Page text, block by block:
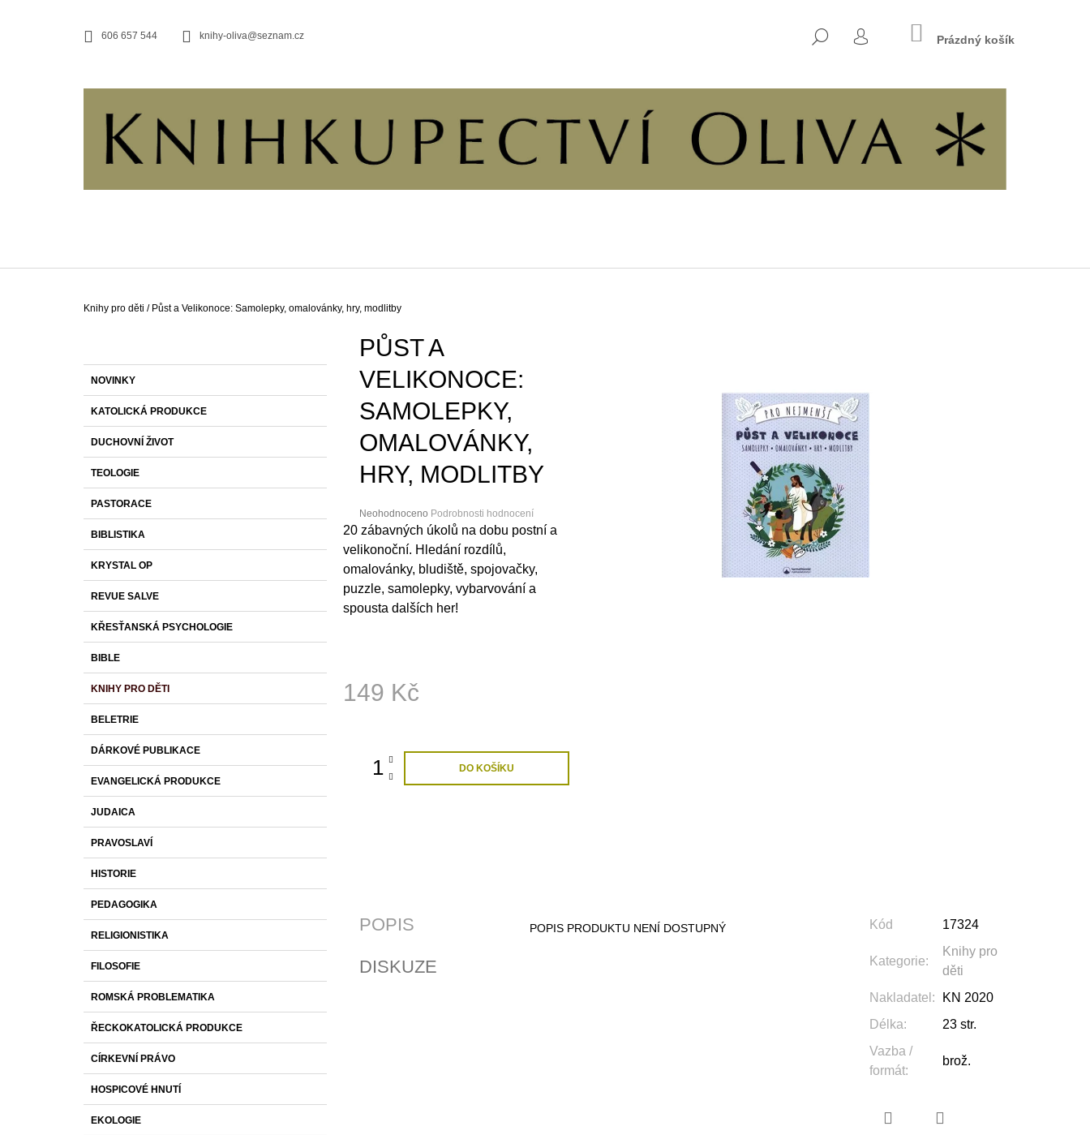
606 657 544 knihy-oliva@seznam.cz HLEDAT
PŘIHLÁŠENÍ
NÁKUPNÍ
KOŠÍK
Prázdný košík
Domů
Knihy pro děti / Půst a Velikonoce: Samolepky, omalovánky, hry, modlitby
kategorie
K
A
T
E
G
O
R
E
NOVINKY
KATOLICKÁ PRODUKCE
DUCHOVNÍ ŽIVOT
TEOLOGIE
PASTORACE
BIBLISTIKA
KRYSTAL OP
REVUE SALVE
KŘESŤANSKÁ PSYCHOLOGIE
BIBLE
KNIHY PRO DĚTI
BELETRIE
DÁRKOVÉ PUBLIKACE
EVANGELICKÁ PRODUKCE
JUDAICA
PRAVOSLAVÍ
HISTORIE
PEDAGOGIKA
RELIGIONISTIKA
FILOSOFIE
ROMSKÁ PROBLEMATIKA
ŘECKOKATOLICKÁ PRODUKCE
CÍRKEVNÍ PRÁVO
HOSPICOVÉ HNUTÍ
EKOLOGIE
PŮST A
VELIKONOCE:
SAMOLEPKY,
OMALOVÁNKY,
HRY, MODLITBY
Průměrné
hodnocení
produktu
je
0,0
z
hvězdiček.
Neohodnoceno Podrobnosti hodnocení
20 zábavných úkolů na dobu postní a
velikonoční. Hledání rozdílů,
omalovánky, bludiště, spojovačky,
puzzle, samolepky, vybarvování a
spousta dalších her!
149 Kč
DO KOŠÍKU
POPIS
DISKUZE
POPIS PRODUKTU NENÍ DOSTUPNÝ Kód 17324
Kategorie:
Knihy pro
děti
Nakladatel :
KN 2020
Délka:
23 str.
Vazba /
formát:
brož.
ZPĚT
ZPĚT
CO POTŘEBUJETE NAJÍT?
ÚVAHY O PŘÍČINÁCH SVOBODY A
290 Kč